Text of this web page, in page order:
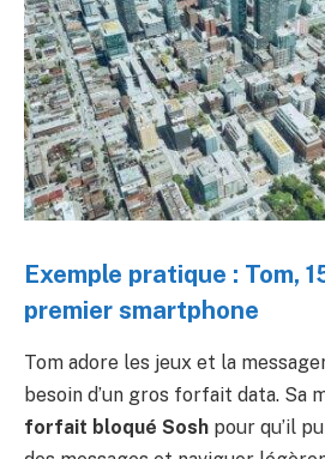
Exemple pratique : Tom,
premier smartphone
Tom adore les jeux et la
besoin d’un gros forfait data. Sa
forfait bloqué Sosh pour qu’il